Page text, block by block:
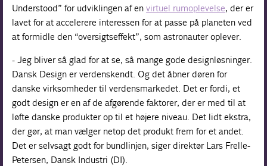
Understood” for udviklingen af envirtuel rumoplevelse, der er
lavet for at accelerere interessen for at passe på planeten ved
at formidle den “oversigtseffekt”, som astronauter oplever.
- Jeg bliver så glad for at se, så mange gode designløsninger.
Dansk Design er verdenskendt. Og det åbner døren for
danske virksomheder til verdensmarkedet. Det er fordi, et
godt design er en af de afgørende faktorer, der er med til at
løfte danske produkter op til et højere niveau. Det lidt ekstra,
der gør, at man vælger netop det produkt frem for et andet.
Det er selvsagt godt for bundlinjen, siger direktør Lars Frelle-
Petersen, Dansk Industri (DI).